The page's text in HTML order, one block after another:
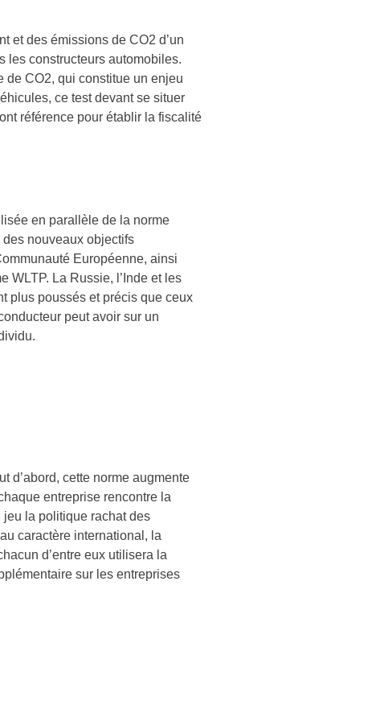
et des émissions de CO2 d’un
les constructeurs automobiles.
de CO2, qui constitue un enjeu
ce test devant se situer
référence pour établir la fiscalité
en parallèle de la norme
nouveaux objectifs
Européenne, ainsi
WLTP. La Russie, l’Inde et les
plus poussés et précis que ceux
peut avoir sur un
d’abord, cette norme augmente
entreprise rencontre la
la politique rachat des
caractère international, la
d’entre eux utilisera la
sur les entreprises